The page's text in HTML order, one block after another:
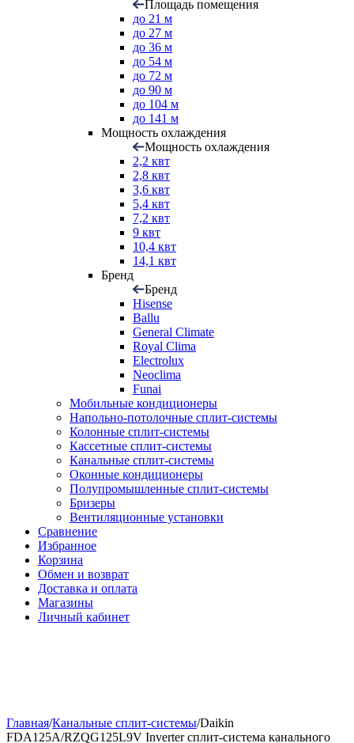
Площадь помещения
до 21 м
до 27 м
до 36 м
до 54 м
до 72 м
до 90 м
до 104 м
до 141 м
Мощность охлаждения
Мощность охлаждения
2,2 квт
2,8 квт
3,6 квт
5,4 квт
7,2 квт
9 квт
10,4 квт
14,1 квт
Бренд
Бренд
Hisense
Ballu
General Climate
Royal Clima
Electrolux
Neoclima
Funai
Мобильные кондиционеры
Напольно-потолоч​ные ​сплит-системы
Колонные ​​сплит-системы
Кассетные сплит-системы
Канальные сплит-системы
Оконные кондиционеры
Полупромышленные сплит-системы
Бризеры
Вентиляционные установки
Сравнение
Избранное
Корзина
Обмен и возврат
Доставка и оплата
Магазины
Личный кабинет
Главная/Канальные сплит-системы/Daikin
FDA125A/RZQG125L9V Inverter сплит-система канального